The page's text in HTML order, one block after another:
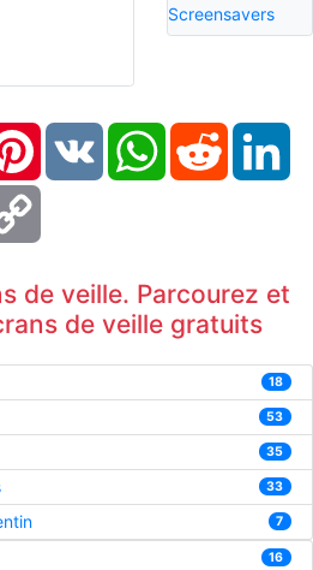
Screensavers
PinterestVK WhatsAppReddit
de veille. Parcourez et
de veille gratuits
18
53
35
33
7
16